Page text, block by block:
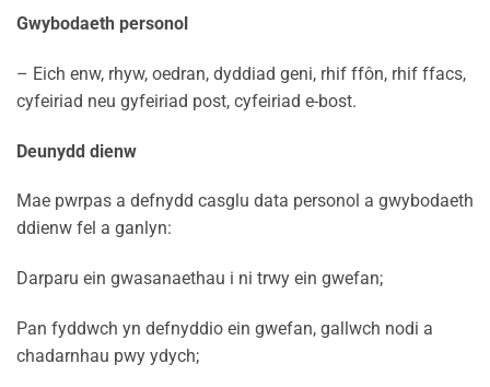
Gwybodaeth personol
– Eich enw, rhyw, oedran, dyddiad geni, rhif ffôn, rhif ffacs,
cyfeiriad neu gyfeiriad post, cyfeiriad e-bost.
Deunydd dienw
Mae pwrpas a defnydd casglu data personol a gwybodaeth
ddienw fel a ganlyn:
Darparu ein gwasanaethau i ni trwy ein gwefan;
Pan fyddwch yn defnyddio ein gwefan, gallwch nodi a
chadarnhau pwy ydych;